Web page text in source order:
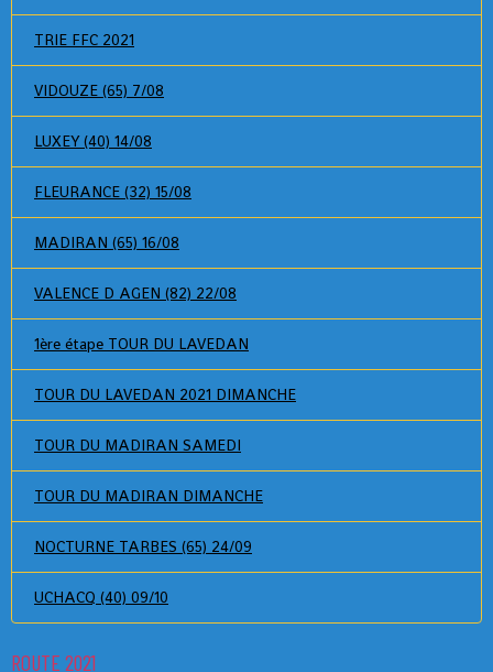
TRIE FFC 2021
VIDOUZE (65) 7/08
LUXEY (40) 14/08
FLEURANCE (32) 15/08
MADIRAN (65) 16/08
VALENCE D AGEN (82) 22/08
1ère étape TOUR DU LAVEDAN
TOUR DU LAVEDAN 2021 DIMANCHE
TOUR DU MADIRAN SAMEDI
TOUR DU MADIRAN DIMANCHE
NOCTURNE TARBES (65) 24/09
UCHACQ (40) 09/10
ROUTE 2021